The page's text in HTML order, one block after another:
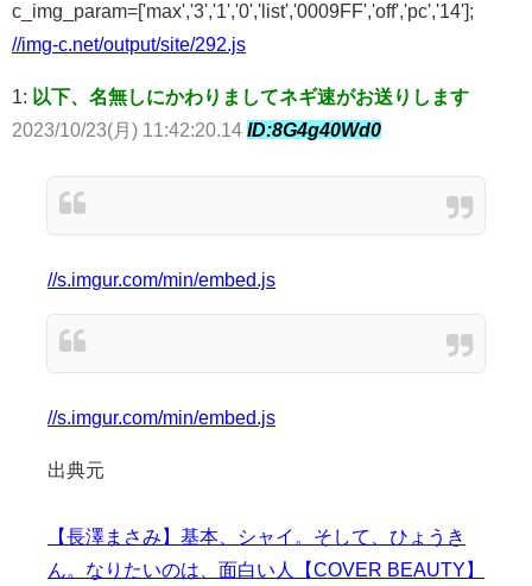
c_img_param=['max','3','1','0','list','0009FF','off','pc','14'];
//img-c.net/output/site/292.js
1: 以下、名無しにかわりましてネギ速がお送りします
2023/10/23(月) 11:42:20.14 ID:8G4g40Wd0
//s.imgur.com/min/embed.js
//s.imgur.com/min/embed.js
出典元
【長澤まさみ】基本、シャイ。そして、ひょうき
ん。なりたいのは、面白い人【COVER BEAUTY】